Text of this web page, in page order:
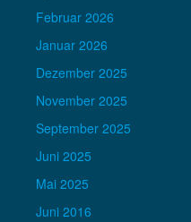
Februar 2026
Januar 2026
Dezember 2025
November 2025
September 2025
Juni 2025
Mai 2025
Juni 2016